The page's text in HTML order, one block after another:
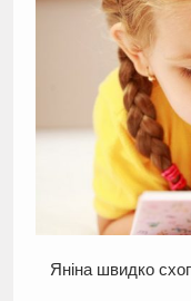
Яніна швидко